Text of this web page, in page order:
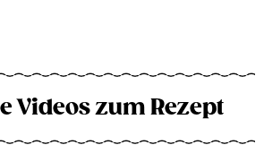
Videos zum Rezept